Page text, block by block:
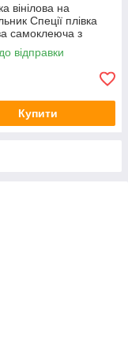
вінілова на
Спеції плівка
самоклеюча з
600х1800 мм
відправки
Купити